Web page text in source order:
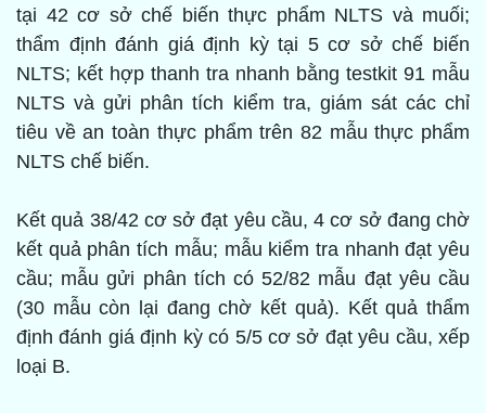
tại 42 cơ sở chế biến thực phẩm NLTS và muối;
thẩm định đánh giá định kỳ tại 5 cơ sở chế biến
NLTS; kết hợp thanh tra nhanh bằng testkit 91 mẫu
NLTS và gửi phân tích kiểm tra, giám sát các chỉ
tiêu về an toàn thực phẩm trên 82 mẫu thực phẩm
NLTS chế biến.
Kết quả 38/42 cơ sở đạt yêu cầu, 4 cơ sở đang chờ
kết quả phân tích mẫu; mẫu kiểm tra nhanh đạt yêu
cầu; mẫu gửi phân tích có 52/82 mẫu đạt yêu cầu
(30 mẫu còn lại đang chờ kết quả). Kết quả thẩm
định đánh giá định kỳ có 5/5 cơ sở đạt yêu cầu, xếp
loại B.